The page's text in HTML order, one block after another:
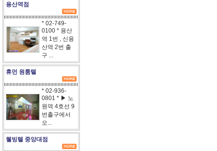
용산역점
* 02-749-
0100 * 용산
역 1번 , 신용
산역 2번 출
구 ...
휴먼 원룸텔
* 02-936-
0801 * ▶ 노
원역 4호선 9
번출구에서
오...
웰빙텔 중앙대점